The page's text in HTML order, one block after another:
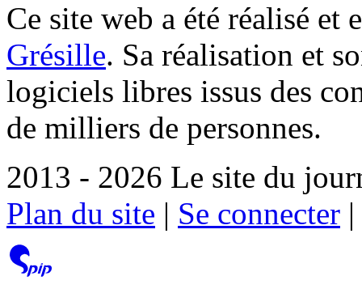
Ce site web a été réalisé et
Grésille. Sa réalisation et
logiciels libres issus des
de milliers de personnes.
2013 - 2026 Le site du
Plan du site | Se connecter |